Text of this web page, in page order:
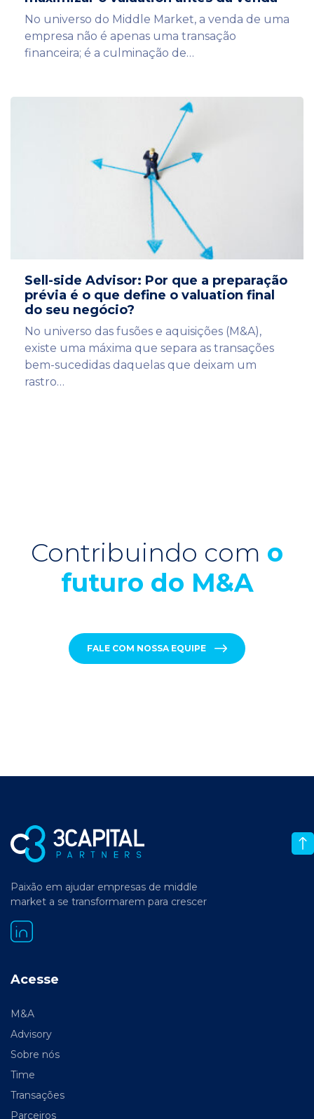
No universo do Middle Market, a venda de uma
empresa não é apenas uma transação
financeira; é a culminação de…
Sell-side Advisor: Por que a preparação
prévia é o que define o valuation final
do seu negócio?
No universo das fusões e aquisições (M&A),
existe uma máxima que separa as transações
bem-sucedidas daquelas que deixam um
rastro…
Contribuindo com o
futuro do M&A
FALE COM NOSSA EQUIPE
Paixão em ajudar empresas de middle
market a se transformarem para crescer
Acesse
M&A
Advisory
Sobre nós
Time
Transações
Parceiros